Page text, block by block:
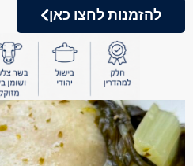
להזמנות לחצו כאן